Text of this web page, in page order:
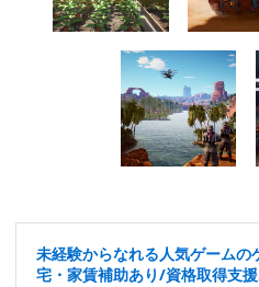
未経験からなれる人気ゲーム
宅・家賃補助あり/資格取得支援